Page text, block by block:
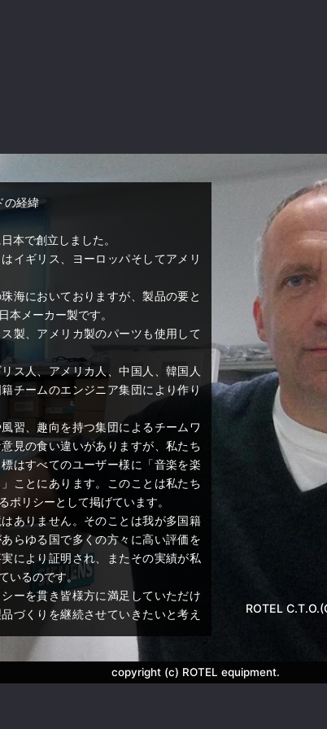
の経緯
本で創立しました。
イギリス、ヨーロッパそしてアメリ
海においておりますが、製品の要と
本メーカー製です。
製、アメリカ製のパーツも使用して
ス人、アメリカ人、中国人、韓国人
チームのエンジニア集団により作り
習、趣向を持つ集団によるチームワ
見の食い違いがありますが、私たち
はすべてのユーザー様に「音楽を楽
ことにあります。このことは私たち
ポリシーとして掲げています。
ありません。そのことは我が多国籍
らゆる国で多くの方々に高い評価を
により証明され、またその実績が私
いるのです。
ーを貫き皆様方に満足していただけ
づくりを継続させていきたいと考え
ROTEL
copyright (c) ROTEL equipment.